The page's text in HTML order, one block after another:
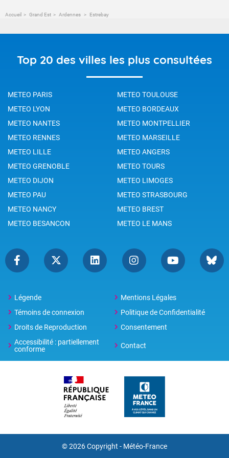
Accueil Grand Est Ardennes Estrebay
Top 20 des villes les plus consultées
METEO PARIS
METEO TOULOUSE
METEO LYON
METEO BORDEAUX
METEO NANTES
METEO MONTPELLIER
METEO RENNES
METEO MARSEILLE
METEO LILLE
METEO ANGERS
METEO GRENOBLE
METEO TOURS
METEO DIJON
METEO LIMOGES
METEO PAU
METEO STRASBOURG
METEO NANCY
METEO BREST
METEO BESANCON
METEO LE MANS
Légende
Mentions Légales
Témoins de connexion
Politique de Confidentialité
Droits de Reproduction
Consentement
Accessibilité : partiellement
conforme
Contact
© 2026 Copyright - Météo-France